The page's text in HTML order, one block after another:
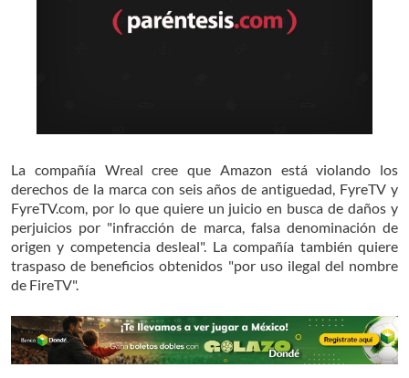
La compañía Wreal cree que Amazon está violando los
derechos de la marca con seis años de antiguedad, FyreTV y
FyreTV.com, por lo que quiere un juicio en busca de daños y
perjuicios por "infracción de marca, falsa denominación de
origen y competencia desleal". La compañía también quiere
traspaso de beneficios obtenidos "por uso ilegal del nombre
de FireTV".